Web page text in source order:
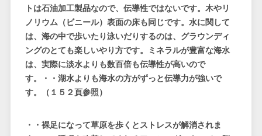
トは石油加工製品なので、伝導性ではないです。木やリ
ノリウム（ビニール）表面の床も同じです。水に関して
は、海の中で歩いたり泳いだりするのは、グラウンディ
ングのとても楽しいやり方です。ミネラルが豊富な海水
は、実際に淡水よりも数百倍も伝導性が高いので
す。・・湖水よりも海水の方がずっと伝導力が強いで
す。（１５２頁参照）
・・裸足になって草原を歩くとストレスが解消されま